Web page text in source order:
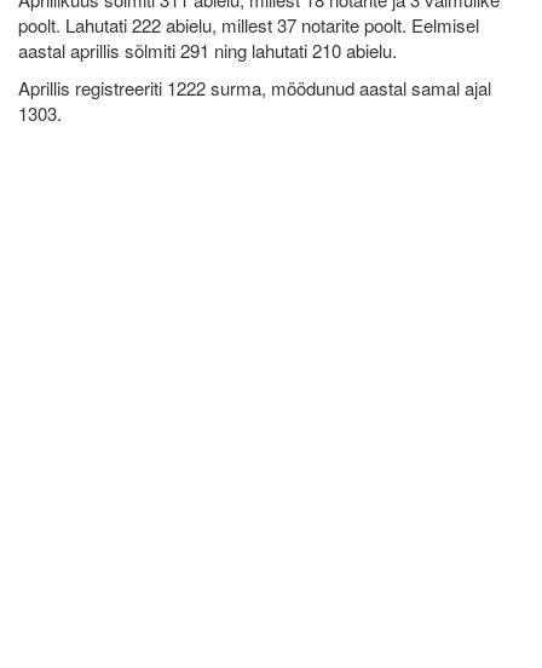
poolt. Lahutati 222 abielu, millest 37 notarite poolt. Eelmisel
aastal aprillis sõlmiti 291 ning lahutati 210 abielu.
Aprillis registreeriti 1222 surma, möödunud aastal samal ajal
1303.